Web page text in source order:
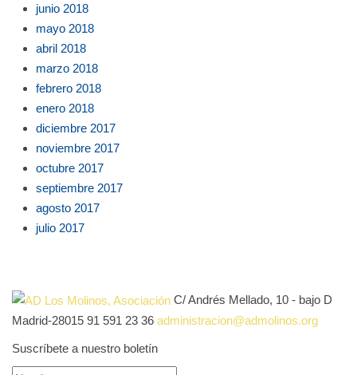
junio 2018
mayo 2018
abril 2018
marzo 2018
febrero 2018
enero 2018
diciembre 2017
noviembre 2017
octubre 2017
septiembre 2017
agosto 2017
julio 2017
C/ Andrés Mellado, 10 - bajo D
Madrid-28015 91 591 23 36 administracion@admolinos.org
Suscríbete a nuestro boletín